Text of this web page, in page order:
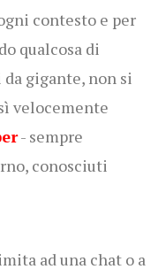
contesto e per
qualcosa di
gigante, non si
velocemente
- sempre
conosciuti
ad una chat o a